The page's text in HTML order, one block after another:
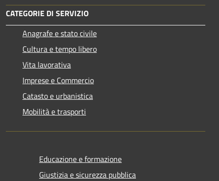
CATEGORIE DI SERVIZIO
Anagrafe e stato civile
Cultura e tempo libero
Vita lavorativa
Imprese e Commercio
Catasto e urbanistica
Mobilità e trasporti
Educazione e formazione
Giustizia e sicurezza pubblica